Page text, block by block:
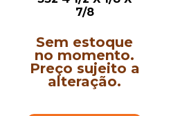
7/8
Sem estoque
no momento.
Preço sujeito a
alteração.